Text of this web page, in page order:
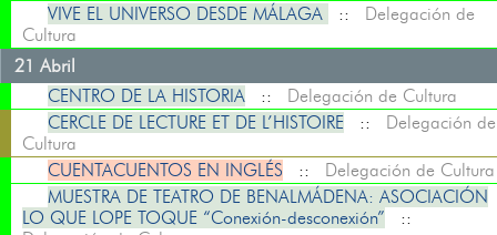
VIVE EL UNIVERSO DESDE MÁLAGA
:: Delegación de
Cultura
21 Abril
CENTRO DE LA HISTORIA :: Delegación de Cultura
CERCLE DE LECTURE ET DE L’HISTOIRE :: Delegación de
Cultura
CUENTACUENTOS EN INGLÉS :: Delegación de Cultura
MUESTRA DE TEATRO DE BENALMÁDENA: ASOCIACIÓN
LO QUE LOPE TOQUE “Conexión-desconexión” ::